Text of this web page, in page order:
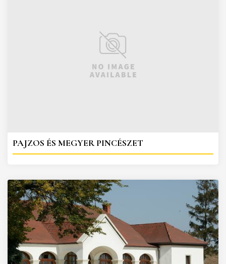
PAJZOS ÉS MEGYER PINCÉSZET